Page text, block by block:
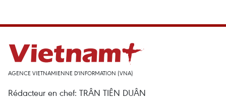
AGENCE VIETNAMIENNE D'INFORMATION (VNA)
Rédacteur en chef: TRÂN TIÊN DUÂN